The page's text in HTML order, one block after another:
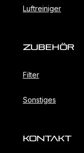
Luftreiniger
ZubehöR
Filter
Sonstiges
KONTAKT